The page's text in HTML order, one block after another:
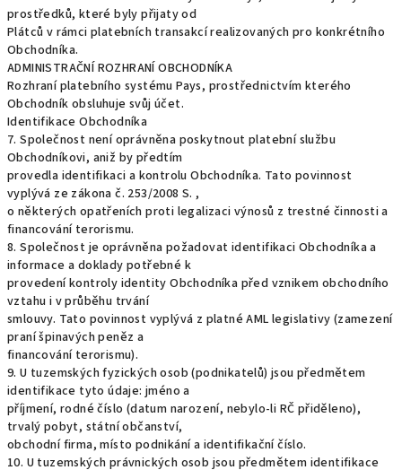
prostředků, které byly přijaty od
Plátců v rámci platebních transakcí realizovaných pro konkrétního
Obchodníka.
ADMINISTRAČNÍ ROZHRANÍ OBCHODNÍKA
Rozhraní platebního systému Pays, prostřednictvím kterého
Obchodník obsluhuje svůj účet.
Identifikace Obchodníka
7. Společnost není oprávněna poskytnout platební službu
Obchodníkovi, aniž by předtím
provedla identifikaci a kontrolu Obchodníka. Tato povinnost
vyplývá ze zákona č. 253/2008 S. ,
o některých opatřeních proti legalizaci výnosů z trestné činnosti a
financování terorismu.
8. Společnost je oprávněna požadovat identifikaci Obchodníka a
informace a doklady potřebné k
provedení kontroly identity Obchodníka před vznikem obchodního
vztahu i v průběhu trvání
smlouvy. Tato povinnost vyplývá z platné AML legislativy (zamezení
praní špinavých peněz a
financování terorismu).
9. U tuzemských fyzických osob (podnikatelů) jsou předmětem
identifikace tyto údaje: jméno a
příjmení, rodné číslo (datum narození, nebylo-li RČ přiděleno),
trvalý pobyt, státní občanství,
obchodní firma, místo podnikání a identifikační číslo.
10. U tuzemských právnických osob jsou předmětem identifikace